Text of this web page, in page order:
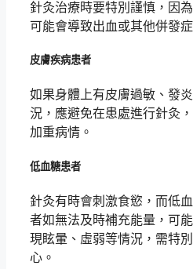
針灸治療時要特別謹慎，因
可能會導致出血或其他併發症
皮膚疾病患者
如果身體上有皮膚過敏、發
況，應避免在患處進行針灸
加重病情。
低血糖患者
針灸有時會刺激食慾，而低
者如無法及時補充能量，可
現眩暈、虛弱等情況，需特
心。